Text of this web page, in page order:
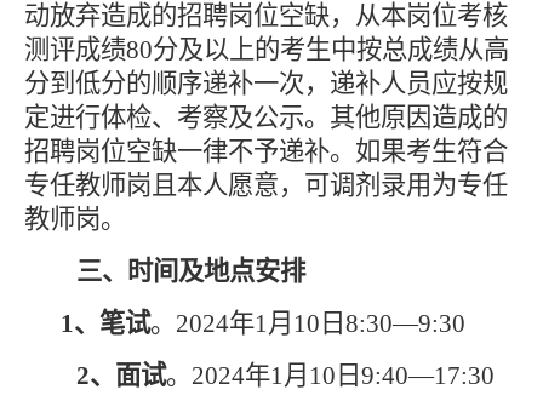
动放弃造成的招聘岗位空缺，从本岗位考核
测评成绩80分及以上的考生中按总成绩从高
分到低分的顺序递补一次，递补人员应按规
定进行体检、考察及公示。其他原因造成的
招聘岗位空缺一律不予递补。 如果考生符合
专任教师岗且本人愿意，可调剂录用为专任
教师岗。
三、时间及地点安排
1、 笔试。 2024年1月10日8:30—9:30
2、面试。 2024年1月10日9:40—17:30